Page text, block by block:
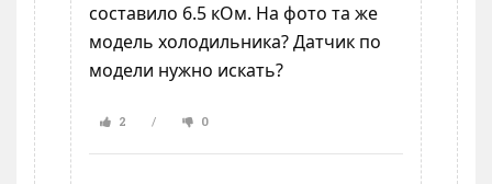
составило 6.5 кОм. На фото та же
модель холодильника? Датчик по
модели нужно искать?
2 0